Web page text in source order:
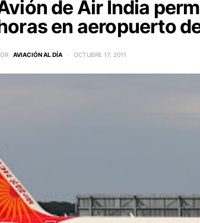
de Air India
en aeropuerto
AVIACIÓN AL DÍA OCTUBRE 17, 2011